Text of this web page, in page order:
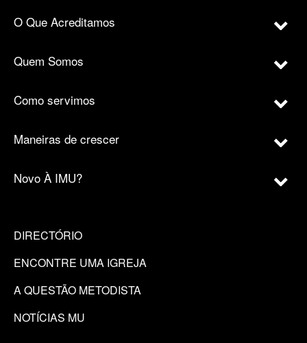
O Que Acreditamos
Quem Somos
Como servimos
Maneiras de crescer
Novo À IMU?
DIRECTÓRIO
ENCONTRE UMA IGREJA
A QUESTÃO METODISTA
NOTÍCIAS MU